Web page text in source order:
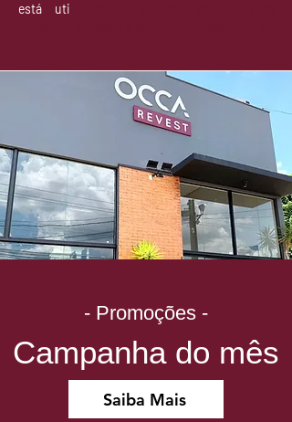
está utilizando a solução correta para
- Promoções -
Campanha do mês
Saiba Mais